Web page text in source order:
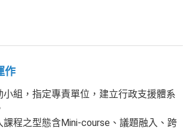
作
小組，指定專責單位，建立行政支援體系
程之型態含Mini-course、議題融入、跨